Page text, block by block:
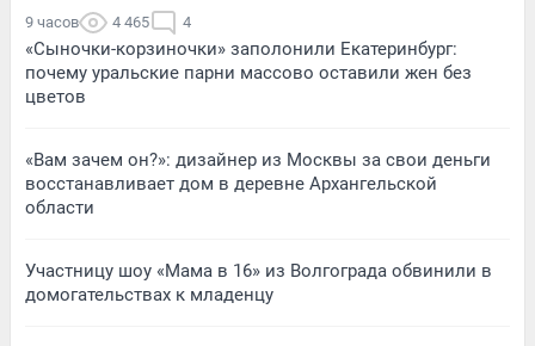
9 часов 4 465 4
«Сыночки-корзиночки» заполонили Екатеринбург:
почему уральские парни массово оставили жен без
цветов
«Вам зачем он?»: дизайнер из Москвы за свои деньги
восстанавливает дом в деревне Архангельской
области
Участницу шоу «Мама в 16» из Волгограда обвинили в
домогательствах к младенцу